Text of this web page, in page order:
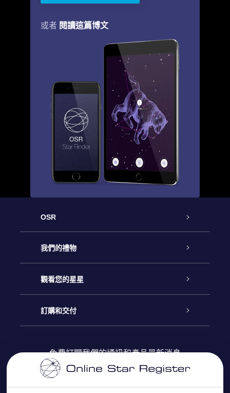
或者 閱讀這篇博文
OSR
客戶服務
聯繫我們
博客
評論
我們的禮物
Online Star禮物
OSR禮物包
OSR 禮物卡
觀看您的星星
星星注册
個性化的Star Page
訂購和交付
付款資訊
免費訂閱我們的通訊和產品最新消息